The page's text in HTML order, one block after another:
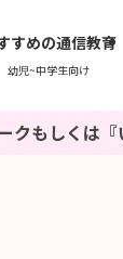
すめの通信教育
幼児~中学生向け
ごドリル』と